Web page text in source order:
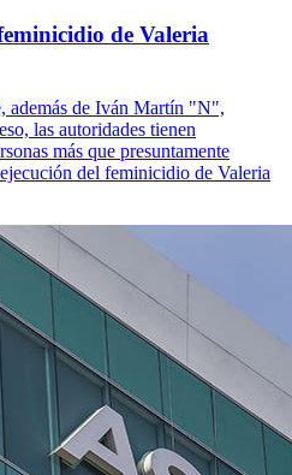
de Valeria
además de Iván Martín "N",
las autoridades tienen
más que presuntamente
del feminicidio de Valeria